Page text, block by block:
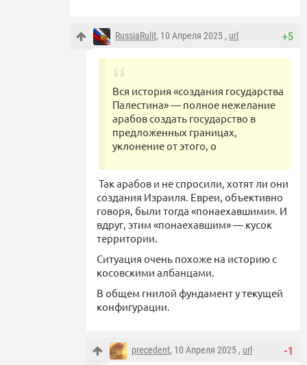
+5
RussiaRulit, 10 Апреля 2025 , url
Вся история «создания государства
Палестина» — полное нежелание
арабов создать государство в
предложенных границах,
уклонение от этого, о
Так арабов и не спросили, хотят ли они
создания Израиля. Евреи, объективно
говоря, были тогда «понаехавшими». И
вдруг, этим «понаехавшим» — кусок
территории.
Ситуация очень похоже на историю с
косовскими албанцами.
В общем гнилой фундамент у текущей
конфигурации.
-1
precedent, 10 Апреля 2025 , url